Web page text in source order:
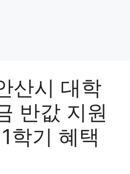
산시 대학
반값 지원
학기 혜택